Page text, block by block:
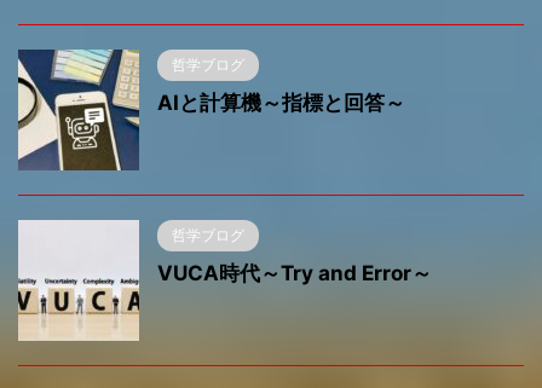
哲学ブログ
AIと計算機～指標と回答～
哲学ブログ
VUCA時代～Try and Error～